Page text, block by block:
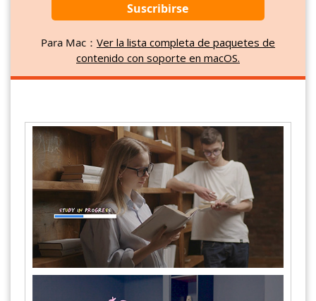
Suscribirse
Para Mac： Ver la lista completa de paquetes de
contenido con soporte en macOS.